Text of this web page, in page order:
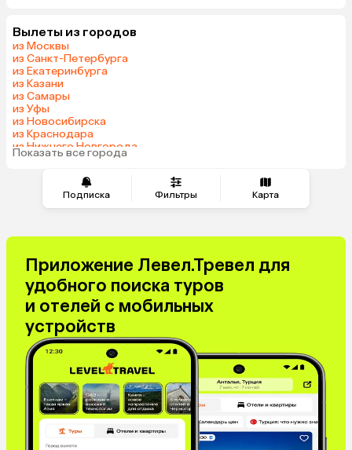
Подписка Фильтры Карта
Вылеты из городов
из Москвы
из Санкт-Петербурга
из Екатеринбурга
из Казани
из Самары
из Уфы
из Новосибирска
из Краснодара
из Нижнего Новгорода
из Перми
Показать все города
Приложение Левел.Тревел для
удобного поиска туров
и отелей с мобильных
устройств